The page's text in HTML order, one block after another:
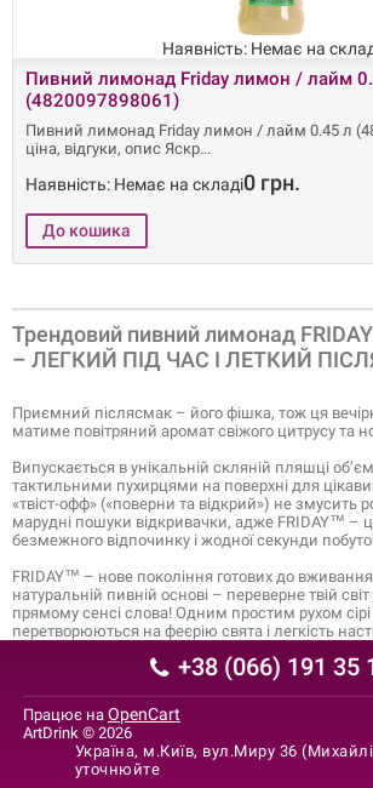
Наявність: Немає на
Пивний лимонад Friday лимон / лайм
(4820097898061)
Пивний лимонад Friday лимон / лайм 0.45 л
ціна, відгуки, опис Яскр
Наявність: Немає на складі0 грн.
Трендовий пивний лимонад
– ЛЕГКИЙ ПІД ЧАС І ЛЕТКИЙ
Приємний післясмак – його фішка, тож ця
матиме повітряний аромат свіжого цитрусу та
Випускається в унікальній скляній пляшці
тактильними пухирцями на поверхні для
«твіст-офф» («поверни та відкрий») не змусить
марудні пошуки відкривачки, адже FRIDAY™ –
безмежного відпочинку і жодної секунди
FRIDAY™ – нове покоління готових до
натуральній пивній основі – переверне твій
прямому сенсі слова! Одним простим рухом сірі
перетворюються на феєрію свята і легкість
+38 (066) 191 35
Працює на OpenCart
ArtDrink © 2026
Україна, м.Київ, вул.Миру 36
уточнюйте